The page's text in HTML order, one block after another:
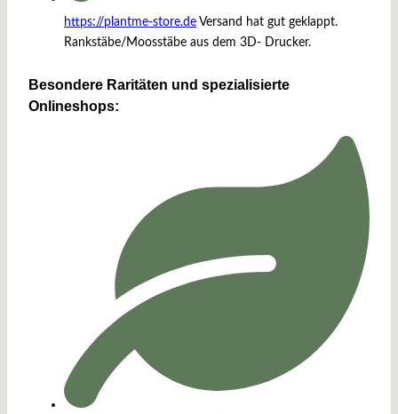
https://plantme-store.de Versand hat gut geklappt.
Rankstäbe/Moosstäbe aus dem 3D- Drucker.
Besondere Raritäten und spezialisierte
Onlineshops: